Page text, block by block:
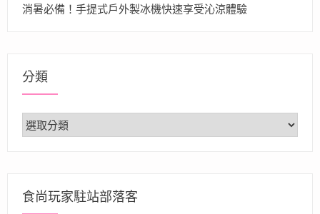
消暑必備！手提式戶外製冰機快速享受沁涼體驗
分類
分
類
食尚玩家駐站部落客